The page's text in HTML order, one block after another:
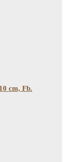
cm, Fb.